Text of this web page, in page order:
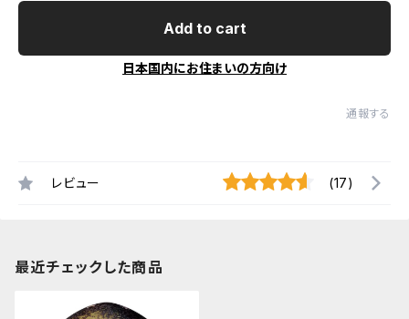
Add to cart
日本国内にお住まいの方向け
通報する
レビュー (17)
最近チェックした商品